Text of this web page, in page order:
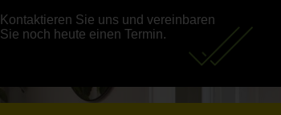
Kontaktieren Sie uns und vereinbaren
Sie noch heute einen Termin.